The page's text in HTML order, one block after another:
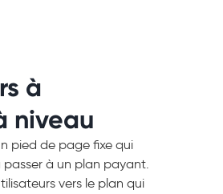
à
niveau
pied de page fixe qui
passer à un plan payant.
vers le plan qui